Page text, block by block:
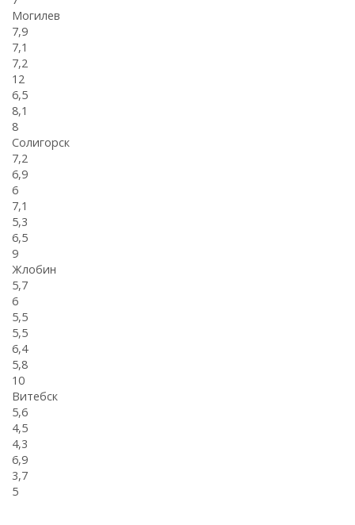
Могилев
7,9
7,1
7,2
12
6,5
8,1
8
Солигорск
7,2
6,9
6
7,1
5,3
6,5
9
Жлобин
5,7
6
5,5
5,5
6,4
5,8
10
Витебск
5,6
4,5
4,3
6,9
3,7
5